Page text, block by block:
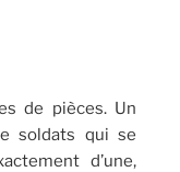
de pièces. Un
soldats qui se
d’une,